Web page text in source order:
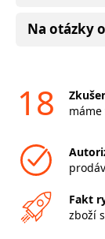
Na otázky
18
Fakt
zboží